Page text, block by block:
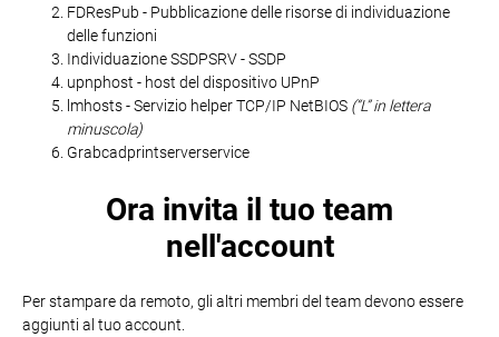
FDResPub - Pubblicazione delle risorse di individuazione
delle funzioni
Individuazione SSDPSRV - SSDP
upnphost - host del dispositivo UPnP
lmhosts - Servizio helper TCP/IP NetBIOS (“L” in lettera
minuscola)
Grabcadprintserverservice
Ora invita il tuo team
nell'account
Per stampare da remoto, gli altri membri del team devono essere
aggiunti al tuo account.